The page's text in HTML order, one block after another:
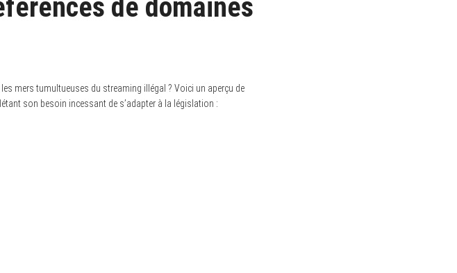
de domaines
mers tumultueuses du streaming illégal ? Voici un aperçu de
son besoin incessant de s’adapter à la législation :